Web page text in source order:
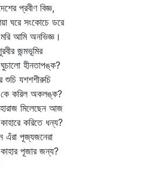
প্রবীণ বিজ্ঞ,
ঘরে সংকোচে ডরে
আমি অনভিজ্ঞ।
জন্মভূমির
হীনতাপঙ্ক?
শুচি যশশশীরুচি
অকলঙ্ক?
মিলেছেন আজ
করিতে ধন্য?
এঁরা পূজ্যজনেরা
পূজার জন্য?